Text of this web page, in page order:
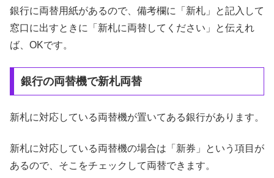
銀行に両替用紙があるので、備考欄に「新札」と記入して
窓口に出すときに「新札に両替してください」と伝えれ
ば、OKです。
銀行の両替機で新札両替
新札に対応している両替機が置いてある銀行があります。
新札に対応している両替機の場合は「新券」という項目が
あるので、そこをチェックして両替できます。